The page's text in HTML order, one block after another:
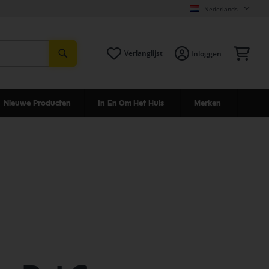
Nederlands
Verlanglijst Inloggen
Nieuwe Producten In En Om Het Huis Merken